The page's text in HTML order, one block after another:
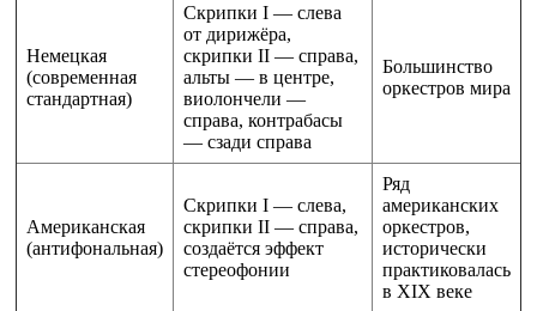
Немецкая
(современная
стандартная)
Скрипки I — слева
от дирижёра,
скрипки II — справа,
альты — в центре,
виолончели —
справа, контрабасы
— сзади справа
Большинство
оркестров мира
Американская
(антифональная)
Скрипки I — слева,
скрипки II — справа,
создаётся эффект
стереофонии
Ряд
американских
оркестров,
исторически
практиковалась
в XIX веке